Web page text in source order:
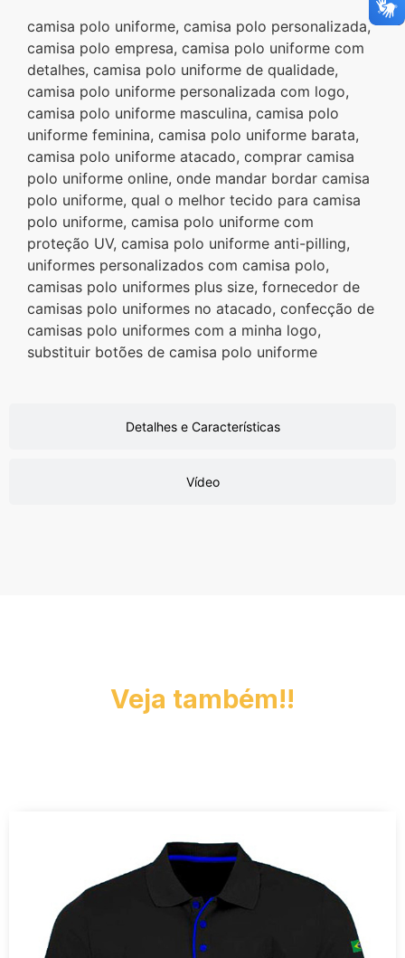
Detalhes e Características
Vídeo
camisa polo uniforme, camisa polo personalizada,
camisa polo empresa, camisa polo uniforme com
detalhes, camisa polo uniforme de qualidade,
camisa polo uniforme personalizada com logo,
camisa polo uniforme masculina, camisa polo
uniforme feminina, camisa polo uniforme barata,
camisa polo uniforme atacado, comprar camisa
polo uniforme online, onde mandar bordar camisa
polo uniforme, qual o melhor tecido para camisa
polo uniforme, camisa polo uniforme com
proteção UV, camisa polo uniforme anti-pilling,
uniformes personalizados com camisa polo,
camisas polo uniformes plus size, fornecedor de
camisas polo uniformes no atacado, confecção de
camisas polo uniformes com a minha logo,
substituir botões de camisa polo uniforme
Veja também!!